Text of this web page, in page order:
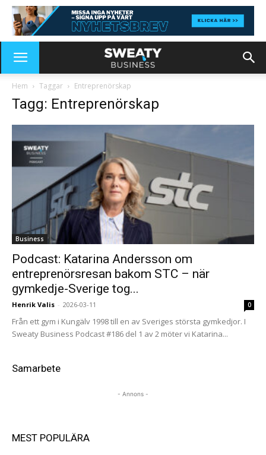
Hem Taggar Entreprenörskap
Tagg: Entreprenörskap
Business
Podcast: Katarina Andersson om
entreprenörsresan bakom STC – när
gymkedje-Sverige tog...
Henrik Valis - 2026-03-11 0
Från ett gym i Kungälv 1998 till en av Sveriges största gymkedjor. I
Sweaty Business Podcast #186 del 1 av 2 möter vi Katarina...
Samarbete
- Annons -
MEST POPULÄRA